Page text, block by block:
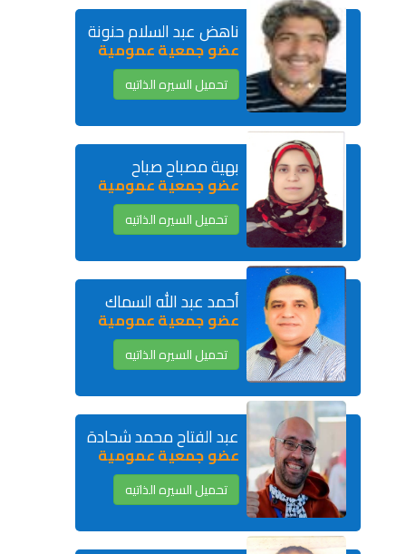
ناهض عبد السلام حنونة
عضو جمعية عمومية
تحميل السيره الذاتيه
بهية مصباح صباح
عضو جمعية عمومية
تحميل السيره الذاتيه
أحمد عبد الله السماك
عضو جمعية عمومية
تحميل السيره الذاتيه
عبد الفتاح محمد شحادة
عضو جمعية عمومية
تحميل السيره الذاتيه